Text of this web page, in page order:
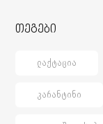
თეგები
ᲚᲐᲥᲢᲐᲪᲘᲐ
ᲙᲐᲠᲐᲜᲢᲘᲜᲘ